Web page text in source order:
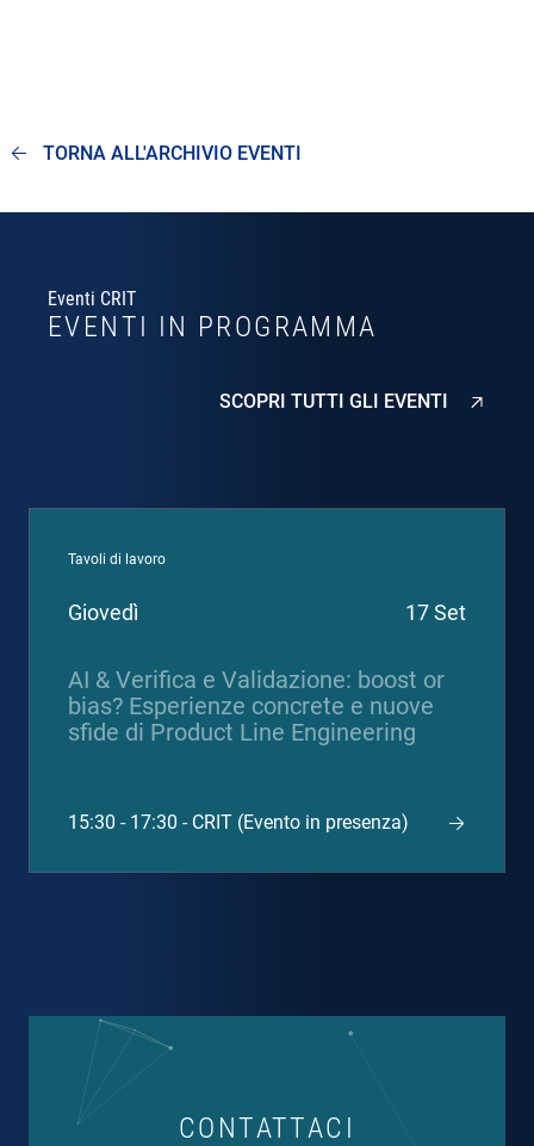
TORNA ALL'ARCHIVIO EVENTI
Eventi CRIT
EVENTI IN PROGRAMMA
SCOPRI TUTTI GLI EVENTI
Tavoli di lavoro
Giovedì 17 Set
AI & Verifica e Validazione: boost or
bias? Esperienze concrete e nuove
sfide di Product Line Engineering
15:30 - 17:30 - CRIT (Evento in presenza)
CONTATTACI